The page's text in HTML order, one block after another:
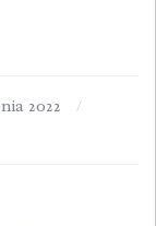
2022
/